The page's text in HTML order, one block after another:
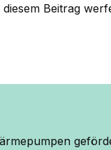
Beitrag